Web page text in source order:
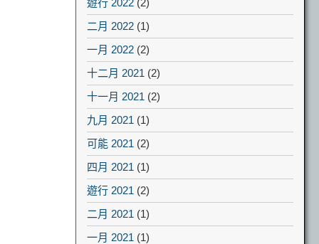
遊行 2022 (2)
二月 2022 (1)
一月 2022 (2)
十二月 2021 (2)
十一月 2021 (2)
九月 2021 (1)
可能 2021 (2)
四月 2021 (1)
遊行 2021 (2)
二月 2021 (1)
一月 2021 (1)